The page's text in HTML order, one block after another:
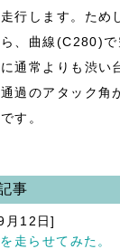
行します。ため
、曲線(C280)で
通常よりも渋い
過のアタック角
す。
事
月12日]
走らせてみた。